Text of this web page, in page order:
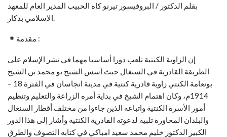
بقلم الدكتور / البروفيسور تيرنو كاه الحبيب المدير العام للمعهد
مقدمة :
إن الزاوية الكنتية تلعب دورا أساسيا مهما في نشر الإسلام على
الطريقة القادرية في السنغال حيث أسس الشيخ بو محمد بن الشيخ
بونعامة الكنتي زاوية قادرية كنتية في مدينة انجاسان في الفترة 18 –
1914م، وكان اهتمام الشيخ في بداية أمره الزراعة والتعليم وتنظيم
أمور الأسرة الكنتية واتباعه الذين جاءوا من مختلف أقطار السنغال
والبلدان المحاورة تلبية لدعوته القادرية الكنتية وأشار إلى هذا الدور
الكبير الدكتور خليم محمد سعيد امباكي في كتابه التصوف والطرق